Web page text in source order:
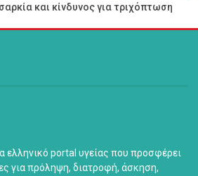
και κίνδυνος για τριχόπτωση
ελληνικό portal υγείας που προσφέρει
για πρόληψη, διατροφή, άσκηση,